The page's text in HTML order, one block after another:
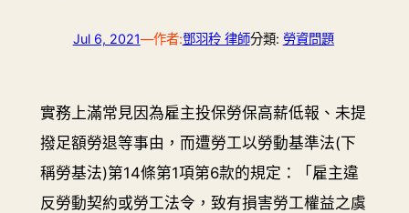
Jul 6, 2021—作者:鄧羽秢 律師分類: 勞資問題
實務上滿常見因為雇主投保勞保高薪低報、未提
撥足額勞退等事由，而遭勞工以勞動基準法(下
稱勞基法)第14條第1項第6款的規定：「雇主違
反勞動契約或勞工法令，致有損害勞工權益之虞